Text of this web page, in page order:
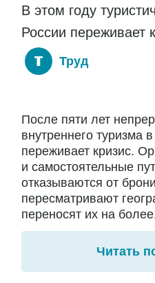
В этом году
России переживает
Труд
После пяти лет
внутреннего туризма
переживает кризис.
и самостоятельные
отказываются от
пересматривают
переносят их на
Читать